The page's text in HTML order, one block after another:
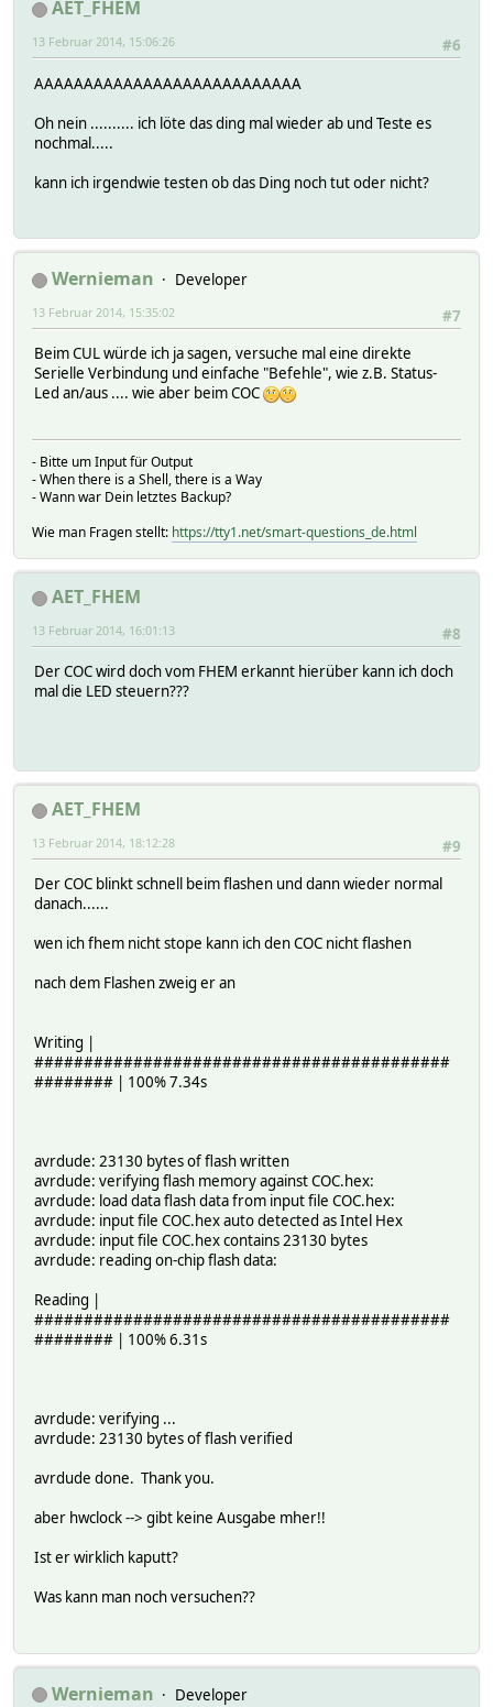
AET_FHEM
#6
13 Februar 2014, 15:06:26
AAAAAAAAAAAAAAAAAAAAAAAAAAA
Oh nein .......... ich löte das ding mal wieder ab und Teste es
nochmal.....
kann ich irgendwie testen ob das Ding noch tut oder nicht?
Wernieman
Developer
#7
13 Februar 2014, 15:35:02
Beim CUL würde ich ja sagen, versuche mal eine direkte
Serielle Verbindung und einfache "Befehle", wie z.B. Status-
Led an/aus .... wie aber beim COC
- Bitte um Input für Output
- When there is a Shell, there is a Way
- Wann war Dein letztes Backup?
Wie man Fragen stellt: https://tty1.net/smart-questions_de.html
AET_FHEM
#8
13 Februar 2014, 16:01:13
Der COC wird doch vom FHEM erkannt hierüber kann ich doch
mal die LED steuern???
AET_FHEM
#9
13 Februar 2014, 18:12:28
Der COC blinkt schnell beim flashen und dann wieder normal
danach......
wen ich fhem nicht stope kann ich den COC nicht flashen
nach dem Flashen zweig er an
Writing |
##########################################
######## | 100% 7.34s
avrdude: 23130 bytes of flash written
avrdude: verifying flash memory against COC.hex:
avrdude: load data flash data from input file COC.hex:
avrdude: input file COC.hex auto detected as Intel Hex
avrdude: input file COC.hex contains 23130 bytes
avrdude: reading on-chip flash data:
Reading |
##########################################
######## | 100% 6.31s
avrdude: verifying ...
avrdude: 23130 bytes of flash verified
avrdude done. Thank you.
aber hwclock --> gibt keine Ausgabe mher!!
Ist er wirklich kaputt?
Was kann man noch versuchen??
Wernieman
Developer